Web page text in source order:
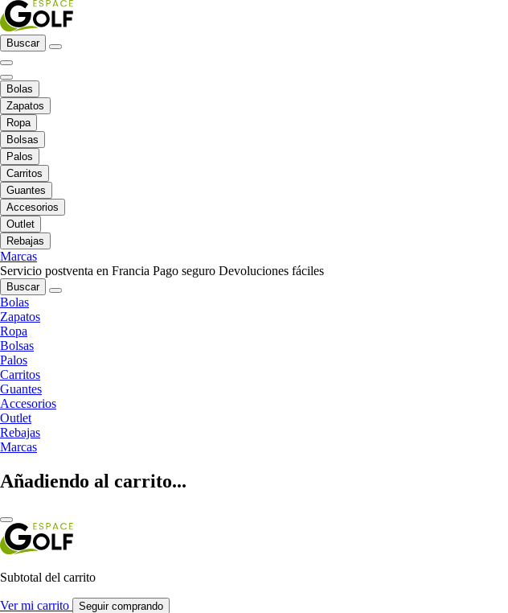
Buscar
Bolas
Zapatos
Ropa
Bolsas
Palos
Carritos
Guantes
Accesorios
Outlet
Rebajas
Marcas
Servicio postventa en Francia Pago seguro Devoluciones fáciles
Buscar
Bolas
Zapatos
Ropa
Bolsas
Palos
Carritos
Guantes
Accesorios
Outlet
Rebajas
Marcas
Añadiendo al carrito...
Subtotal del carrito
Ver mi carrito Seguir comprando